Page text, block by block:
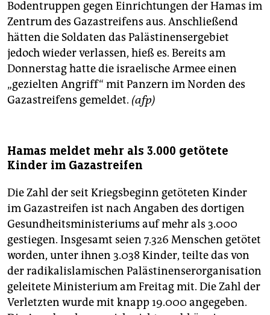
Bodentruppen gegen Einrichtungen der Hamas im
Zentrum des Gazastreifens aus. Anschließend
hätten die Soldaten das Palästinensergebiet
jedoch wieder verlassen, hieß es. Bereits am
Donnerstag hatte die israelische Armee einen
„gezielten Angriff“ mit Panzern im Norden des
Gazastreifens gemeldet. (afp)
Hamas meldet mehr als 3.000 getötete
Kinder im Gazastreifen
Die Zahl der seit Kriegsbeginn getöteten Kinder
im Gazastreifen ist nach Angaben des dortigen
Gesundheitsministeriums auf mehr als 3.000
gestiegen. Insgesamt seien 7.326 Menschen getötet
worden, unter ihnen 3.038 Kinder, teilte das von
der radikalislamischen Palästinenserorganisation
geleitete Ministerium am Freitag mit. Die Zahl der
Verletzten wurde mit knapp 19.000 angegeben.